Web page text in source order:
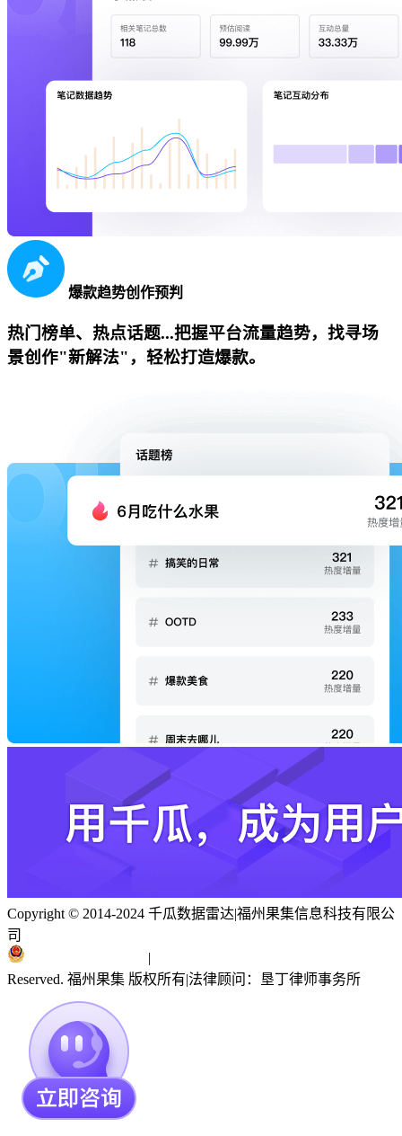
爆款趋势创作预判
热门榜单、热点话题...把握平台流量趋势，找寻场
景创作"新解法"，轻松打造爆款。
Copyright © 2014-2024 千瓜数据雷达|福州果集信息科技有限公
司
|
Reserved. 福州果集 版权所有|法律顾问：垦丁律师事务所